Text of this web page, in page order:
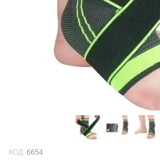
КОД: 6654